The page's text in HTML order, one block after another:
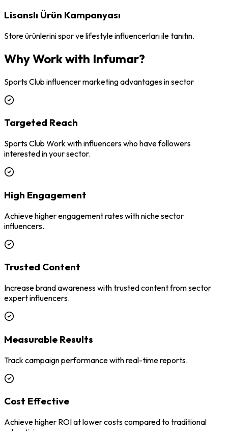
Lisanslı Ürün Kampanyası
Store ürünlerini spor ve lifestyle influencerları ile tanıtın.
Why Work with Infumar?
Sports Club influencer marketing advantages in sector
Targeted Reach
Sports Club Work with influencers who have followers
interested in your sector.
High Engagement
Achieve higher engagement rates with niche sector
influencers.
Trusted Content
Increase brand awareness with trusted content from sector
expert influencers.
Measurable Results
Track campaign performance with real-time reports.
Cost Effective
Achieve higher ROI at lower costs compared to traditional